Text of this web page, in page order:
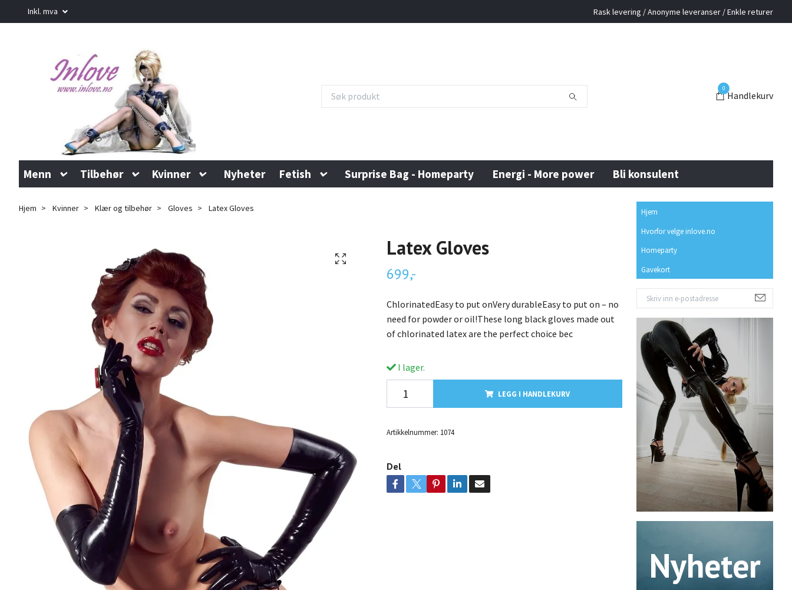
Inkl. mva Rask levering / Anonyme leveranser / Enkle returer
0
Handlekurv
Menn Tilbehør Kvinner Nyheter Fetish Surprise Bag - Homeparty Energi - More power Bli konsulent
Hjem
Hvorfor velge inlove.no
Homeparty
Gavekort
Nyheter
Hjem Kvinner Klær og tilbehør Gloves Latex Gloves
Latex Gloves
699,-
ChlorinatedEasy to put onVery durableEasy to put on – no
need for powder or oil!These long black gloves made out
of chlorinated latex are the perfect choice bec
I lager.
LEGG I HANDLEKURV
Artikkelnummer: 1074
Del